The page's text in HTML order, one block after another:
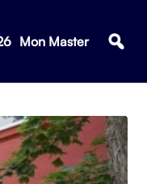
Mon Master